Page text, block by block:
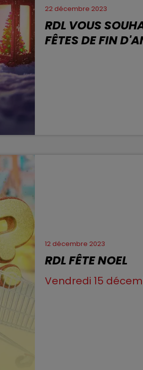
22 décembre 2023
RDL VOUS
FÊTES DE FIN
12 décembre 2023
RDL FÊTE NOEL
Vendredi 15